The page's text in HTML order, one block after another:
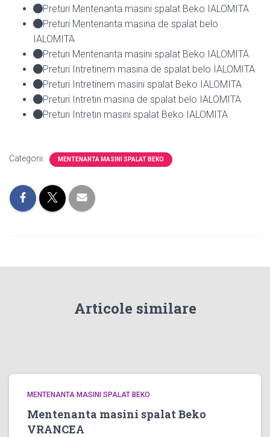
Preturi Mentenanta masini spalat Beko IALOMITA
Preturi Mentenanta masina de spalat belo
IALOMITA
Preturi Mentenanta masini spalat Beko IALOMITA
Preturi Intretinem masina de spalat belo IALOMITA
Preturi Intretinem masini spalat Beko IALOMITA
Preturi Intretin masina de spalat belo IALOMITA
Preturi Intretin masini spalat Beko IALOMITA
Categorii: MENTENANTA MASINI SPALAT BEKO
Articole similare
MENTENANTA MASINI SPALAT BEKO
Mentenanta masini spalat Beko
VRANCEA